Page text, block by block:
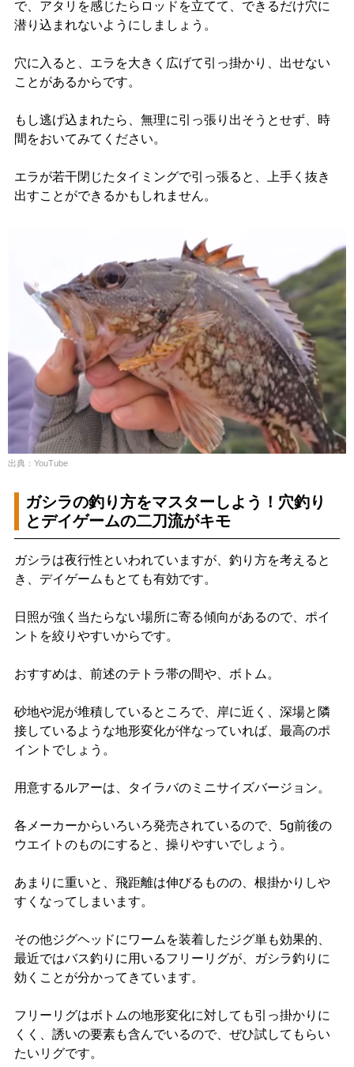
で、アタリを感じたらロッドを立てて、できるだけ穴に
潜り込まれないようにしましょう。
穴に入ると、エラを大きく広げて引っ掛かり、出せない
ことがあるからです。
もし逃げ込まれたら、無理に引っ張り出そうとせず、時
間をおいてみてください。
エラが若干閉じたタイミングで引っ張ると、上手く抜き
出すことができるかもしれません。
出典：YouTube
ガシラの釣り方をマスターしよう！穴釣り
とデイゲームの二刀流がキモ
ガシラは夜行性といわれていますが、釣り方を考えると
き、デイゲームもとても有効です。
日照が強く当たらない場所に寄る傾向があるので、ポイ
ントを絞りやすいからです。
おすすめは、前述のテトラ帯の間や、ボトム。
砂地や泥が堆積しているところで、岸に近く、深場と隣
接しているような地形変化が伴なっていれば、最高のポ
イントでしょう。
用意するルアーは、タイラバのミニサイズバージョン。
各メーカーからいろいろ発売されているので、5g前後の
ウエイトのものにすると、操りやすいでしょう。
あまりに重いと、飛距離は伸びるものの、根掛かりしや
すくなってしまいます。
その他ジグヘッドにワームを装着したジグ単も効果的、
最近ではバス釣りに用いるフリーリグが、ガシラ釣りに
効くことが分かってきています。
フリーリグはボトムの地形変化に対しても引っ掛かりに
くく、誘いの要素も含んでいるので、ぜひ試してもらい
たいリグです。